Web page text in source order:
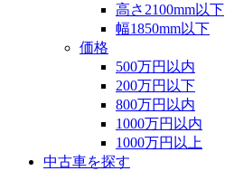
高さ2100mm以下
幅1850mm以下
価格
500万円以内
200万円以下
800万円以内
1000万円以内
1000万円以上
中古車を探す